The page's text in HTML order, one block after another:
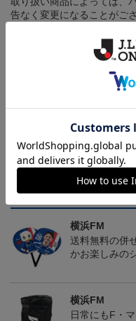
告なく変更になることがご
ギフト対応について
トピックス
横浜FM
送料無料の併
かお楽しみの
横浜FM
日常にもF・